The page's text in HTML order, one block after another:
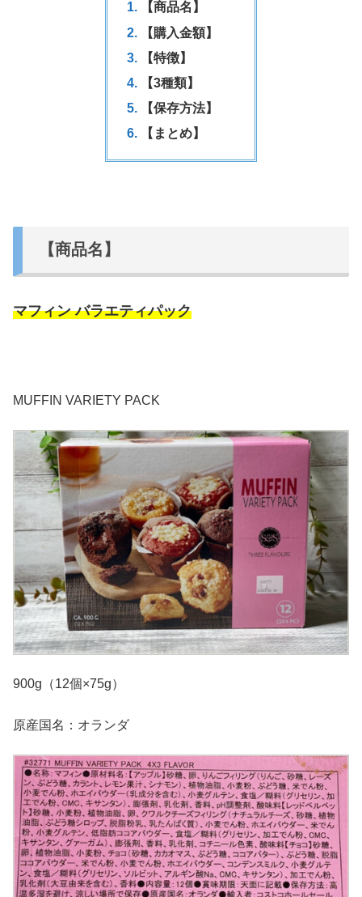
【商品名】
【購入金額】
【特徴】
【3種類】
【保存方法】
【まとめ】
【商品名】
マフィン バラエティパック
MUFFIN VARIETY PACK
900g（12個×75g）
原産国名：オランダ